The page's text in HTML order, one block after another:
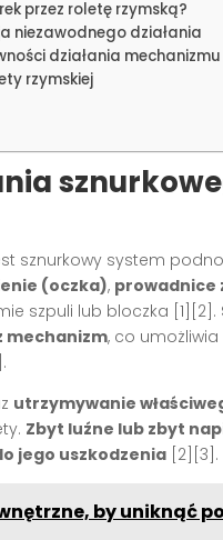
przez roletę rzymską?
niezawodnego działania
działania mechanizmu
rzymskiej
sznurkowy system
(oczka), prowadnice
szpuli lub bloczka [1][2] .
mechanizm, co
.
utrzymywanie
Zbyt luźne lub zbyt
jego uszkodzenia [2][3] .
by uniknąć